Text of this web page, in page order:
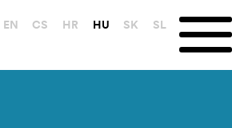
EN CS HR HU SK SL